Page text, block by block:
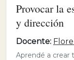
Provocar la
y dirección
Docente:
Aprendé a crear